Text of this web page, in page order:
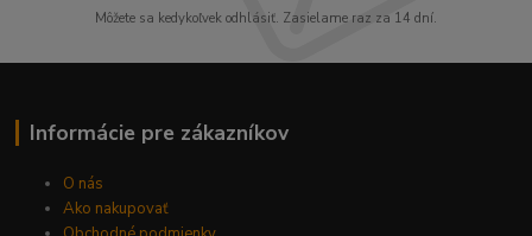
Môžete sa kedykoľvek odhlásiť. Zasielame raz za 14 dní.
Informácie pre zákazníkov
O nás
Ako nakupovať